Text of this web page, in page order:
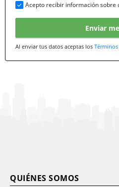
Acepto recibir información sobre
Enviar
Al enviar tus datos aceptas los
QUIÉNES SOMOS